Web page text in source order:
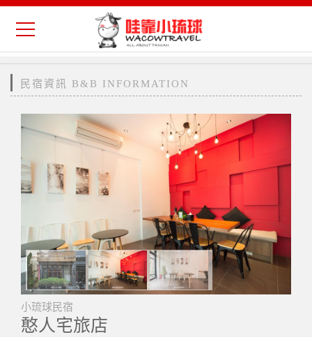
民宿資訊 B&B INFORMATION
小琉球民宿
憨人宅旅店